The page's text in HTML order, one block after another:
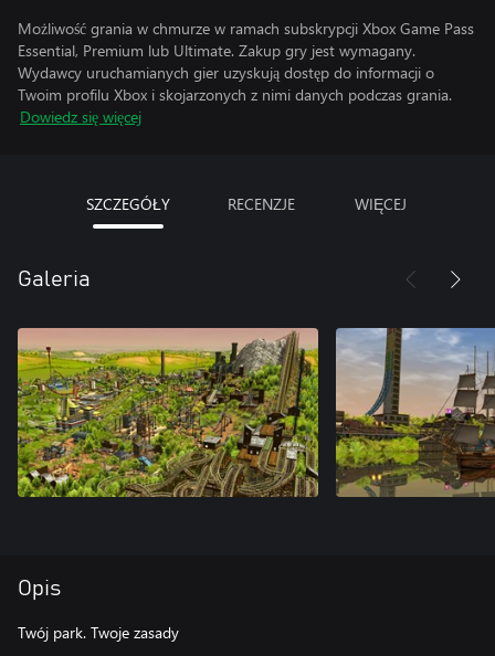
Możliwość grania w chmurze w ramach subskrypcji Xbox Game Pass
Essential, Premium lub Ultimate. Zakup gry jest wymagany.
Wydawcy uruchamianych gier uzyskują dostęp do informacji o
Twoim profilu Xbox i skojarzonych z nimi danych podczas grania.
Dowiedz się więcej
SZCZEGÓŁY RECENZJE WIĘCEJ
Galeria
Opis
Twój park. Twoje zasady